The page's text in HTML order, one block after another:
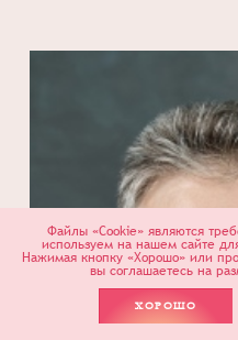
Файлы «Cookie» являются
используем на нашем сайте
Нажимая кнопку «Хорошо» или
вы соглашаетесь на
ХОРОШО